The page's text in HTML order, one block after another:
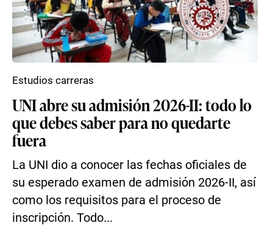
UNI abre su admisión 2026-II: todo lo
que debes saber para no quedarte
fuera
La UNI dio a conocer las fechas oficiales de
su esperado examen de admisión 2026-II, así
como los requisitos para el proceso de
inscripción. Todo...
Estudios carreras